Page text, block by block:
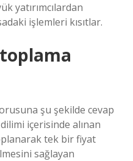
yatırımcılardan
işlemleri kısıtlar.
şu şekilde cevap
içerisinde alınan
tek bir fiyat
sağlayan